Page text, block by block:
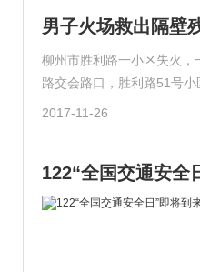
男子火场救出隔壁
柳州市胜利路一小区失火
路交会路口，胜利路51号
2017-11-26
122“全国交通安全